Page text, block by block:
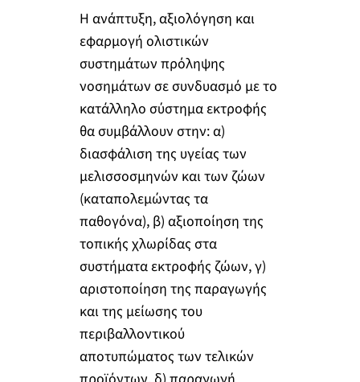
Η ανάπτυξη, αξιολόγηση και
εφαρμογή ολιστικών
συστημάτων πρόληψης
νοσημάτων σε συνδυασμό με το
κατάλληλο σύστημα εκτροφής
θα συμβάλλουν στην: α)
διασφάλιση της υγείας των
μελισσοσμηνών και των ζώων
(καταπολεμώντας τα
παθογόνα), β) αξιοποίηση της
τοπικής χλωρίδας στα
συστήματα εκτροφής ζώων, γ)
αριστοποίηση της παραγωγής
και της μείωσης του
περιβαλλοντικού
αποτυπώματος των τελικών